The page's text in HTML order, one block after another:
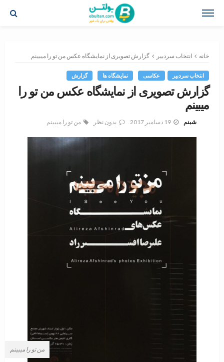
خانه انتخاب سردبیر گزارش تصویری از نمایشگاه عکس من تو را میبینم
انتخاب سردبیر عکاسی نمایشگاه ها گزارش
گزارش تصویری از نمایشگاه عکس من تو را
میبینم
شبنم 19 دسامبر 2017 بدون نظر من تو را میبینم
من تو را میبینم